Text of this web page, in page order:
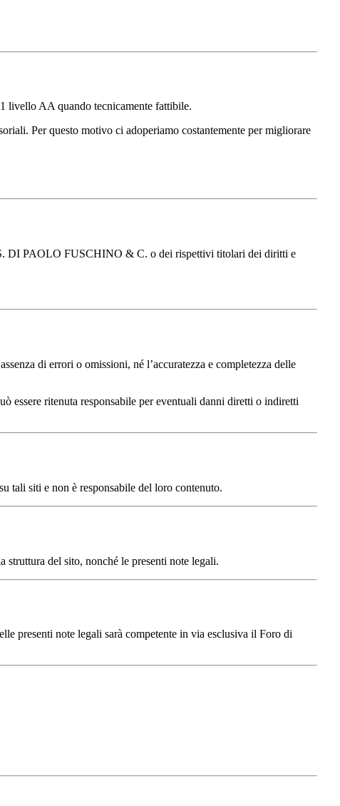
livello AA quando tecnicamente fattibile.
Per questo motivo ci adoperiamo costantemente per migliorare
DI PAOLO FUSCHINO & C. o dei rispettivi titolari dei diritti e
di errori o omissioni, né l’accuratezza e completezza delle
ritenuta responsabile per eventuali danni diretti o indiretti
siti e non è responsabile del loro contenuto.
del sito, nonché le presenti note legali.
presenti note legali sarà competente in via esclusiva il Foro di